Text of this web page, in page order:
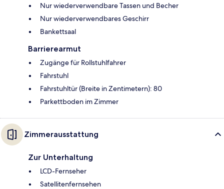
Nur wiederverwendbare Tassen und Becher
Nur wiederverwendbares Geschirr
Bankettsaal
Barrierearmut
Zugänge für Rollstuhlfahrer
Fahrstuhl
Fahrstuhltür (Breite in Zentimetern): 80
Parkettboden im Zimmer
Zimmerausstattung
Zur Unterhaltung
LCD-Fernseher
Satellitenfernsehen